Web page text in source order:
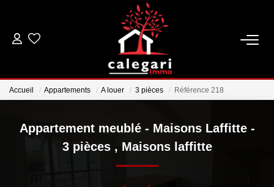
VENTES
LOCATIONS
ESTIMATION
Accueil Appartements A louer 3 pièces Référence 218
Appartement meublé - Maisons Laffitte -
3 pièces , Maisons laffitte